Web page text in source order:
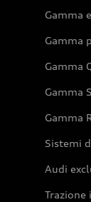
Gamma
Gamma
Gamma
Gamma S
Gamma
Sistemi
Audi